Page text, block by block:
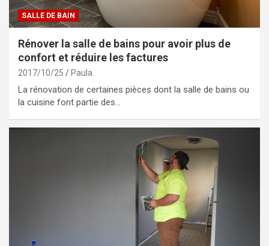
SALLE DE BAIN
Rénover la salle de bains pour avoir plus de
confort et réduire les factures
2017/10/25 Paula
La rénovation de certaines pièces dont la salle de bains ou
la cuisine font partie des…